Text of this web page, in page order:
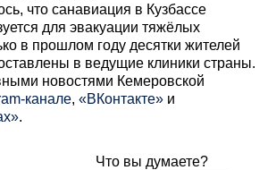
что санавиация в Кузбассе
для эвакуации тяжёлых
в прошлом году десятки жителей
в ведущие клиники страны.
новостями Кемеровской
канале, «ВКонтакте» и
.
Что вы думаете?